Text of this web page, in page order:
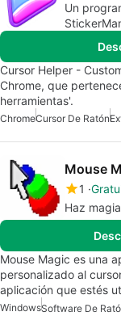
Un
Cursor Helper -
Chrome, que
herramientas'.
ChromeCursor De Ratón
Mouse
1
Haz
Mouse Magic es una
personalizado al
aplicación que estés
WindowsSoftware De